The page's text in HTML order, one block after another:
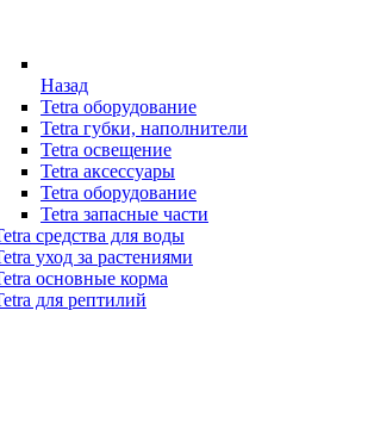
Назад
Tetra оборудование
Tetra губки, наполнители
Tetra освещение
Tetra аксессуары
Tetra оборудование
Tetra запасные части
средства для воды
уход за растениями
основные корма
для рептилий